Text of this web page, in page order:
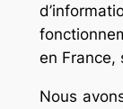
en France,
Nous